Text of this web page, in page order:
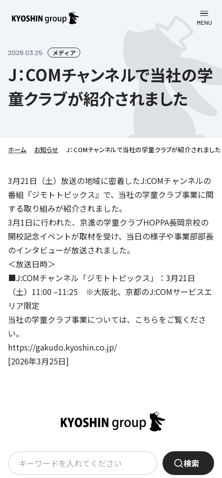
MENU
会社案内
会社案内
会社概要／組織図
Company’s Profile
沿革
社歌
本社所在地
京進グループが目指す姿
子会社および関係会社
フランチャイズ事業
ソーシャルメディア公式アカウント
事業一覧
学びの成果
語学学習
ライフキャリア
育児・暮らし
京進グループの事業所
サステナビリティ
お客さま満足度向上の取り組み
労働環境向上の取り組み
CSRレポート
社会貢献活動
ミャンマーへの支援活動
オリジナルバッグプロジェクト
清華・京進発展フォーラム
価値創造の取り組み
Kyoshin Digital Academy
基本方針
株主・投資家向け情報
株主・投資家向け情報
株主・株式関連情報
株主・投資家の皆さまへ
ビジョン／経営方針
連結業績・財務
IRライブラリー
IRカレンダー
ディスクロージャーポリシー
免責事項
採用情報
京進リクルートInstagram
新卒採用情報
新卒採用デジタルパンフレット
中途採用
講師（アルバイト）募集
日本語教育事業 採用
介護事業 採用
お問い合わせ
利用規約
個人情報保護方針
特別警報発令時の授業について
Copyright © KYOSHIN Co., Ltd. All rights reserved.
2026.03.25 メディア
J：COMチャンネルで当社の学
童クラブが紹介されました
ホーム お知らせ J：COMチャンネルで当社の学童クラブが紹介されました
3月21日（土）放送の地域に密着したJ:COMチャンネルの
番組『ジモトトピックス』で、当社の学童クラブ事業に関
する取り組みが紹介されました。
3月1日に行われた、京進の学童クラブHOPPA長岡京校の
開校記念イベントが取材を受け、当日の様子や事業部部長
のインタビューが放送されました。
＜放送日時＞
■J:COMチャンネル「ジモトトピックス」：3月21日
（土）11:00 –11:25 ※大阪北、京都のJ:COMサービスエ
リア限定
当社の学童クラブ事業については、こちらをご覧くださ
い。
https://gakudo.kyoshin.co.jp/
[2026年3月25日]
検
索:
検索